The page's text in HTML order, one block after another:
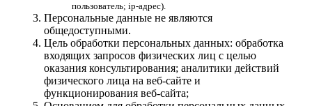
пользователь; ip-адрес).
Персональные данные не являются
общедоступными.
Цель обработки персональных данных: обработка
входящих запросов физических лиц с целью
оказания консультирования; аналитики действий
физического лица на веб-сайте и
функционирования веб-сайта;